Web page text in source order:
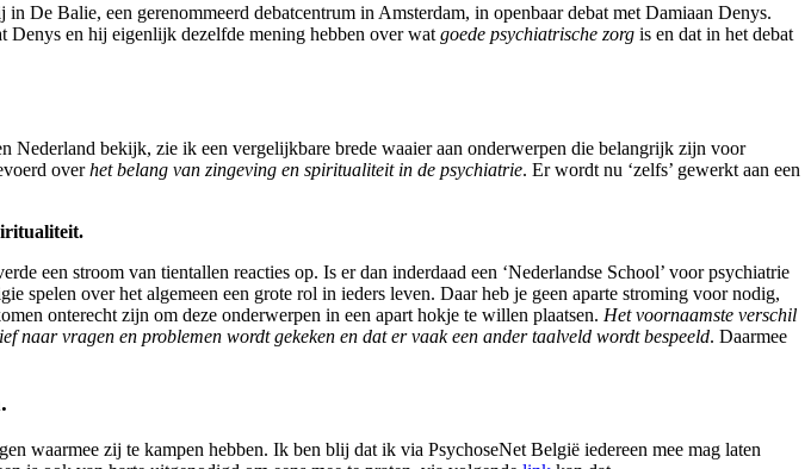
in De Balie, een gerenommeerd debatcentrum in Amsterdam, in openbaar debat met Damiaan Denys.
Denys en hij eigenlijk dezelfde mening hebben over wat goede psychiatrische zorg is en dat in het debat
Nederland bekijk, zie ik een vergelijkbare brede waaier aan onderwerpen die belangrijk zijn voor
overhet belang van zingeving en spiritualiteit in de psychiatrie. Er wordt nu ‘zelfs’ gewerkt aan een
een stroom van tientallen reacties op. Is er dan inderdaad een ‘Nederlandse School’ voor psychiatrie
over het algemeen een grote rol in ieders leven. Daar heb je geen aparte stroming voor nodig,
onterecht zijn om deze onderwerpen in een apart hokje te willen plaatsen. Het voornaamste verschil
vragen en problemen wordt gekeken en dat er vaak een ander taalveld wordt bespeeld. Daarmee
waarmee zij te kampen hebben. Ik ben blij dat ik via PsychoseNet België iedereen mee mag laten